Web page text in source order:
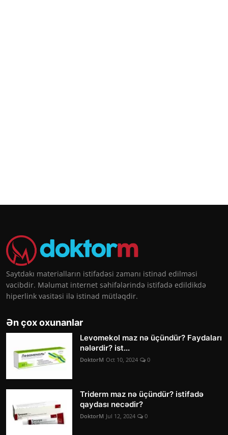
Saytdakı materialların istifadəsi zamanı istinad edilməsi
vacibdir. Məlumat internet səhifələrində istifadə edildikdə
hiperlink vasitəsi ilə istinad mütləqdir.
Ən çox oxunanlar
Levomekol maz nə üçündür? Faydaları
nələrdir? ist...
DoktorM Oct 10, 2024 0
Triderm maz nə üçündür? istifadə
qaydası necədir?
DoktorM Jul 12, 2024 0